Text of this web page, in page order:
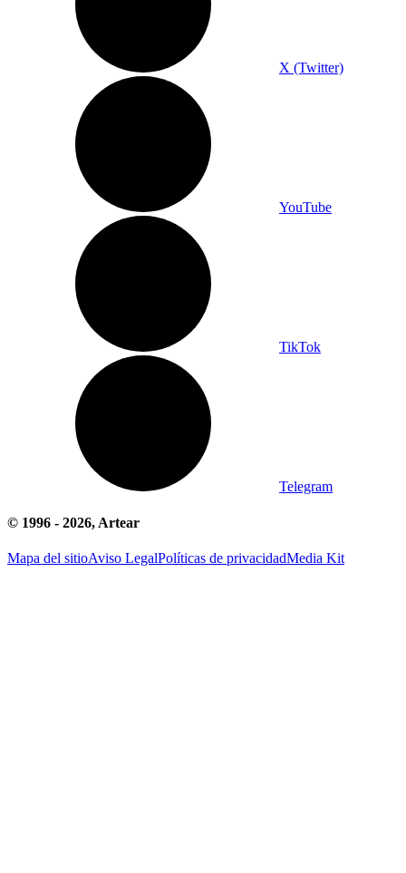
X (Twitter)
YouTube
TikTok
Telegram
© 1996 - 2026, Artear
Mapa del sitioAviso LegalPolíticas de privacidadMedia Kit